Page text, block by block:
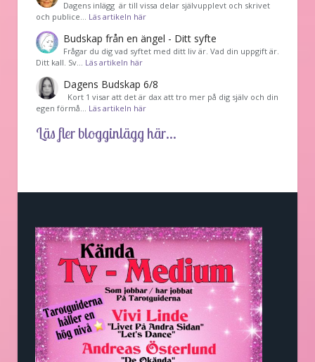
Dagens inlägg är till vissa delar självupplevt och skrivet
och publice… Läs artikeln här
Budskap från en ängel - Ditt syfte
Frågar du dig vad syftet med ditt liv är. Vad din uppgift är.
Ditt kall. Sv… Läs artikeln här
Dagens Budskap 6/8
Kort 1 visar att det är dax att tro mer på dig själv och din
egen förmå… Läs artikeln här
Läs fler blogginlägg här...